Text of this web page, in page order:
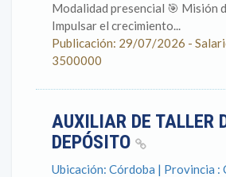
Modalidad presencial 🎯 Misión
Impulsar el crecimiento...
Publicación: 29/07/2026 -
3500000
AUXILIAR DE TALLER
DEPÓSITO
Ubicación: Córdoba | Provincia :